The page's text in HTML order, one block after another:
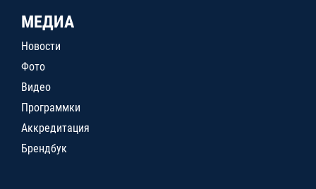
МЕДИА
Новости
Фото
Видео
Программки
Аккредитация
Брендбук